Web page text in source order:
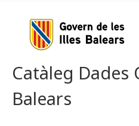
Catàleg Dades
Balears